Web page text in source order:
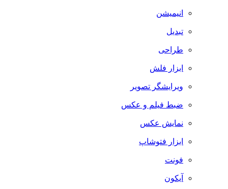
انیمیشن
تبدیل
طراحی
ابزار فلش
ویرایشگر تصویر
ضبط فيلم و عكس
نمایش عکس
ابزار فتوشاپ
فونت
آیکون